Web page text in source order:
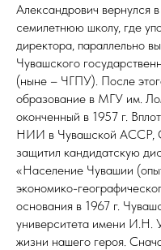
Александрович вернулся
семилетнюю школу, где
директора, параллельно
Чувашского
(ныне – ЧГПУ). После
образование в МГУ им.
оконченный в 1957 г.
НИИ в Чувашской АССР,
защитил кандидатскую
«Население Чувашии
экономико-
основания в 1967 г.
университета имени И.Н.
жизни нашего героя.